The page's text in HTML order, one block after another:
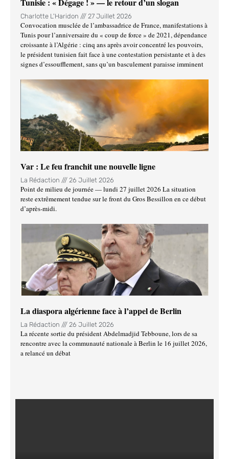
Tunisie : « Dégage ! » — le retour d’un slogan
Charlotte L'Haridon 27 Juillet 2026
Convocation musclée de l’ambassadrice de France, manifestations à
Tunis pour l’anniversaire du « coup de force » de 2021, dépendance
croissante à l’Algérie : cinq ans après avoir concentré les pouvoirs,
le président tunisien fait face à une contestation persistante et à des
signes d’essoufflement, sans qu’un basculement paraisse imminent
Var : Le feu franchit une nouvelle ligne
La Rédaction 26 Juillet 2026
Point de milieu de journée — lundi 27 juillet 2026 La situation
reste extrêmement tendue sur le front du Gros Bessillon en ce début
d’après-midi.
La diaspora algérienne face à l’appel de Berlin
La Rédaction 26 Juillet 2026
La récente sortie du président Abdelmadjid Tebboune, lors de sa
rencontre avec la communauté nationale à Berlin le 16 juillet 2026,
a relancé un débat